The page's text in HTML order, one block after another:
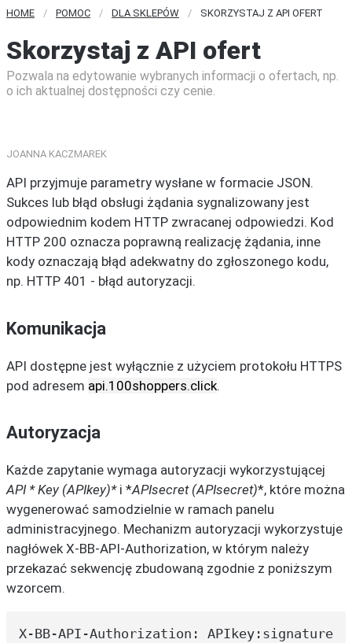
HOME / POMOC / DLA SKLEPÓW / SKORZYSTAJ Z API OFERT
Skorzystaj z API ofert
Pozwala na edytowanie wybranych informacji o ofertach, np.
o ich aktualnej dostępności czy cenie.
JOANNA KACZMAREK
API przyjmuje parametry wysłane w formacie JSON.
Sukces lub błąd obsługi żądania sygnalizowany jest
odpowiednim kodem HTTP zwracanej odpowiedzi. Kod
HTTP 200 oznacza poprawną realizację żądania, inne
kody oznaczają błąd adekwatny do zgłoszonego kodu,
np. HTTP 401 - błąd autoryzacji.
Komunikacja
API dostępne jest wyłącznie z użyciem protokołu HTTPS
pod adresem api.100shoppers.click.
Autoryzacja
Każde zapytanie wymaga autoryzacji wykorzystującej
API * Key (APIkey)*i *APIsecret (APIsecret)*, które można
wygenerować samodzielnie w ramach panelu
administracyjnego. Mechanizm autoryzacji wykorzystuje
nagłówek X-BB-API-Authorization, w którym należy
przekazać sekwencję zbudowaną zgodnie z poniższym
wzorcem.
X-BB-API-Authorization: APIkey:signature